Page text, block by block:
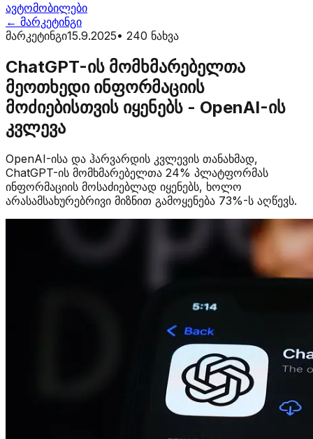
ავტომობილები
← მარკეტინგი
მარკეტინგი15.9.2025• 240 ნახვა
ChatGPT-ის მომხმარებელთა
მეოთხედი ინფორმაციის
მოძიებისთვის იყენებს - OpenAI-ის
კვლევა
OpenAI-ისა და ჰარვარდის კვლევის თანახმად,
ChatGPT-ის მომხმარებელთა 24% პლატფორმას
ინფორმაციის მოსაძიებლად იყენებს, ხოლო
არასამსახურებრივი მიზნით გამოყენება 73%-ს აღწევს.